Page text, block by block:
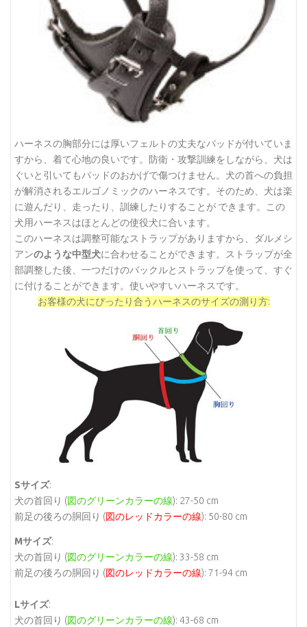
ハーネスの胸部分には厚いフェルトの丈夫なパッドが付いていま
すから、着て心地の良いです。防衛・攻撃訓練をしながら、犬は
ぐいと引いてもパッドのおかげで傷つけません。犬の首への負担
が解消されるエルゴノミックのハーネスです。そのため、犬は楽
に遊んだり、走ったり、訓練したりすることが できます。この
犬用ハーネスはほとんどの使役犬に合います。
このハーネスは調整可能なストラップがありますから、ダルメシ
アンのような中型犬に合わせることができます。ストラップが全
部調整した後、一つだけのバックルとストラップを使って、すぐ
に付けることができます。使いやすいハーネスです。
お客様の犬にぴったり合うハーネスのサイズの測り方:
Sサイズ:
犬の首回り (図のグリーンカラーの線): 27-50 cm
前足の後ろの胴回り (図のレッドカラーの線): 50-80 cm
Mサイズ:
犬の首回り (図のグリーンカラーの線): 33-58 cm
前足の後ろの胴回り (図のレッドカラーの線): 71-94 cm
Lサイズ:
犬の首回り (図のグリーンカラーの線): 43-68 cm